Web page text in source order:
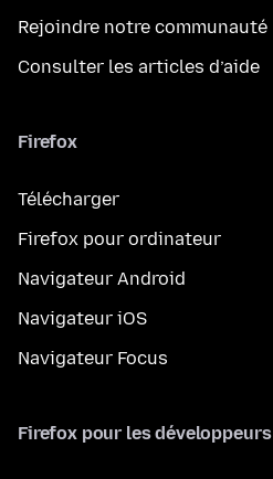
Rejoindre notre communauté
Consulter les articles d’aide
Firefox
Télécharger
Firefox pour ordinateur
Navigateur Android
Navigateur iOS
Navigateur Focus
Firefox pour les développeurs